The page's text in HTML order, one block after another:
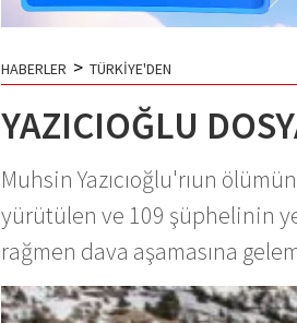
HABERLER > TÜRKİYE'DEN
YAZICIOĞLU
Muhsin Yazıcıoğlu'rıun
yürütülen ve 109 şüphelinin
rağmen dava aşamasına